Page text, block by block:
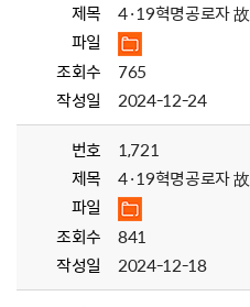
제목
4·19혁명공로자
파일
조회수
765
작성일
2024-12-24
번호
1,721
제목
4·19혁명공로자
파일
조회수
841
작성일
2024-12-18